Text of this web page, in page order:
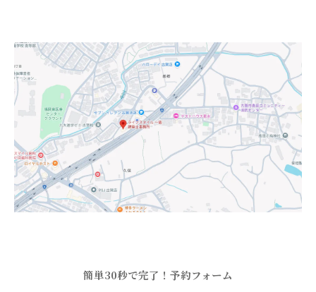
簡単30秒で完了！予約フォーム